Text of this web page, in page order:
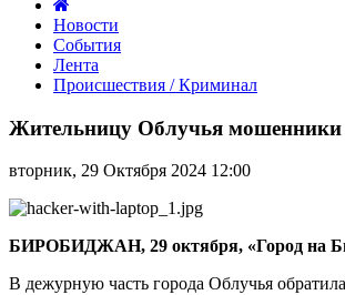
Новости
События
Лента
Происшествия / Криминал
Облучья
мошенники
обанкротили
1,2
рублей
Жительницу Облучья мошенники
вторник, 29 Октября 2024 12:00
БИРОБИДЖАН, 29 октября, «Город на
В дежурную часть города Облучья